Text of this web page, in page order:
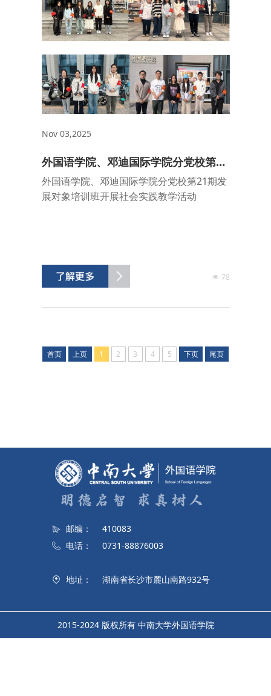
Nov 03,2025
外国语学院、邓迪国际学院分党校第21
期发展对象培训班开展社会实践教学活
动
外国语学院、邓迪国际学院分党校第21期发
展对象培训班开展社会实践教学活动
78
首页 上页 1 2 3 4 5 下页 尾页
邮编：
410083
电话：
0731-88876003
地址： 湖南省长沙市麓山南路932号
2015-2024 版权所有 中南大学外国语学院